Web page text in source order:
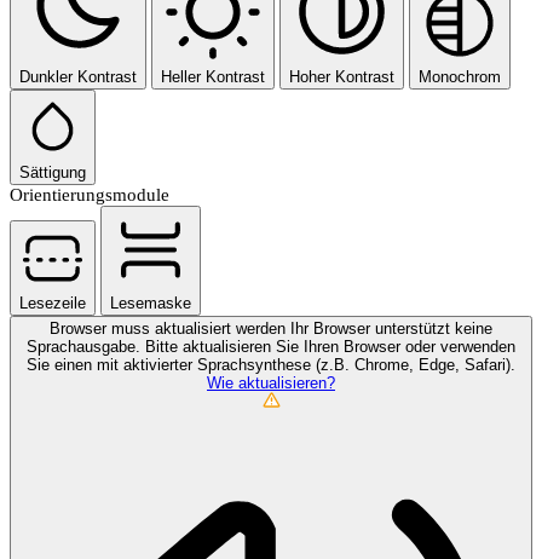
Dunkler Kontrast Heller Kontrast Hoher Kontrast Monochrom
Sättigung
Orientierungsmodule
Lesezeile
Lesemaske
Browser muss aktualisiert werden Ihr Browser unterstützt keine
Sprachausgabe. Bitte aktualisieren Sie Ihren Browser oder verwenden
Sie einen mit aktivierter Sprachsynthese (z.B. Chrome, Edge, Safari).
Wie aktualisieren?